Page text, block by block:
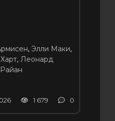
, Элли Маки,
, Леонард
1 679 0